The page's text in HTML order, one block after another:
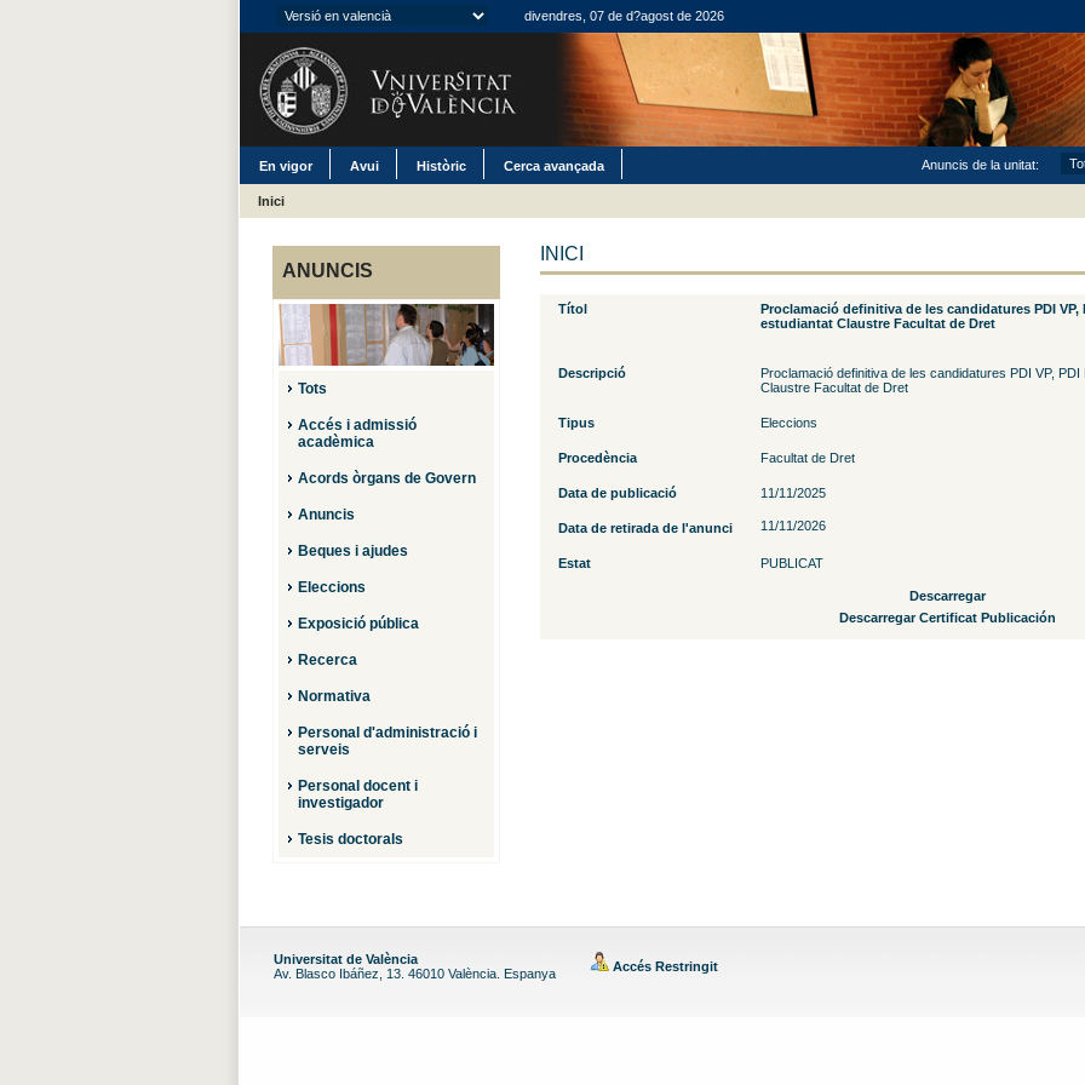
divendres, 07 de d?agost de 2026
En vigor Avui Històric Cerca avançada Anuncis de la unitat:
Inici
ANUNCIS
Tots
Accés i admissió
acadèmica
Acords òrgans de Govern
Anuncis
Beques i ajudes
Eleccions
Exposició pública
Recerca
Normativa
Personal d'administració i
serveis
Personal docent i
investigador
Tesis doctorals
INICI
Títol
Proclamació definitiva de les candidatures PDI VP,
estudiantat Claustre Facultat de Dret
Descripció
Proclamació definitiva de les candidatures PDI VP, PDI
Claustre Facultat de Dret
Tipus Eleccions
Procedència Facultat de Dret
Data de publicació 11/11/2025
Data de retirada de l'anunci 11/11/2026
Estat PUBLICAT
Descarregar
Descarregar Certificat Publicación
Universitat de València
Av. Blasco Ibáñez, 13. 46010 València. Espanya
Accés Restringit